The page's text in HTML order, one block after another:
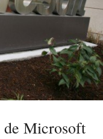
de Microsoft